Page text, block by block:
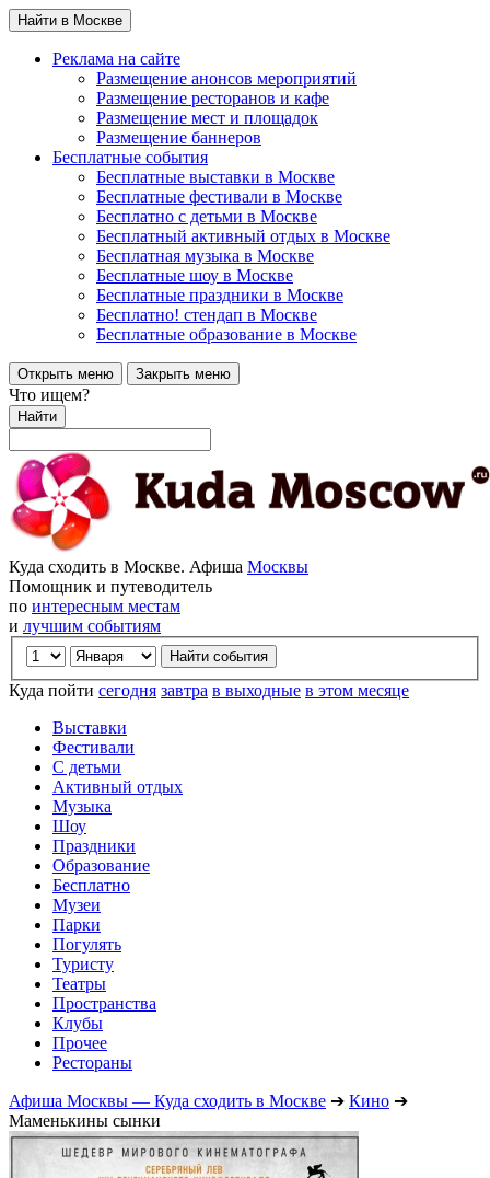
Найти в Москве
Реклама на сайте
Размещение анонсов мероприятий
Размещение ресторанов и кафе
Размещение мест и площадок
Размещение баннеров
Бесплатные события
Бесплатные выставки в Москве
Бесплатные фестивали в Москве
Бесплатно с детьми в Москве
Бесплатный активный отдых в Москве
Бесплатная музыка в Москве
Бесплатные шоу в Москве
Бесплатные праздники в Москве
Бесплатно! стендап в Москве
Бесплатные образование в Москве
Открыть меню Закрыть меню
Что ищем?
Найти
Куда сходить в Москве. Афиша Москвы
Помощник и путеводитель
по интересным местам
и лучшим событиям
Куда пойти сегодня завтра в выходные в этом месяце
Выставки
Фестивали
С детьми
Активный отдых
Музыка
Шоу
Праздники
Образование
Бесплатно
Музеи
Парки
Погулять
Туристу
Театры
Пространства
Клубы
Прочее
Рестораны
Афиша Москвы — Куда сходить в Москве ➔ Кино ➔
Маменькины сынки